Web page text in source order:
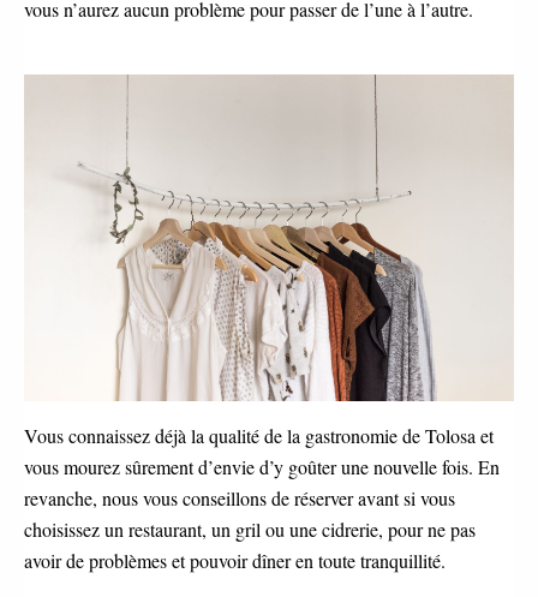
vous n’aurez aucun problème pour passer de l’une à l’autre.
Vous connaissez déjà la qualité de la gastronomie de Tolosa et
vous mourez sûrement d’envie d’y goûter une nouvelle fois. En
revanche, nous vous conseillons de réserver avant si vous
choisissez un restaurant, un gril ou une cidrerie, pour ne pas
avoir de problèmes et pouvoir dîner en toute tranquillité.